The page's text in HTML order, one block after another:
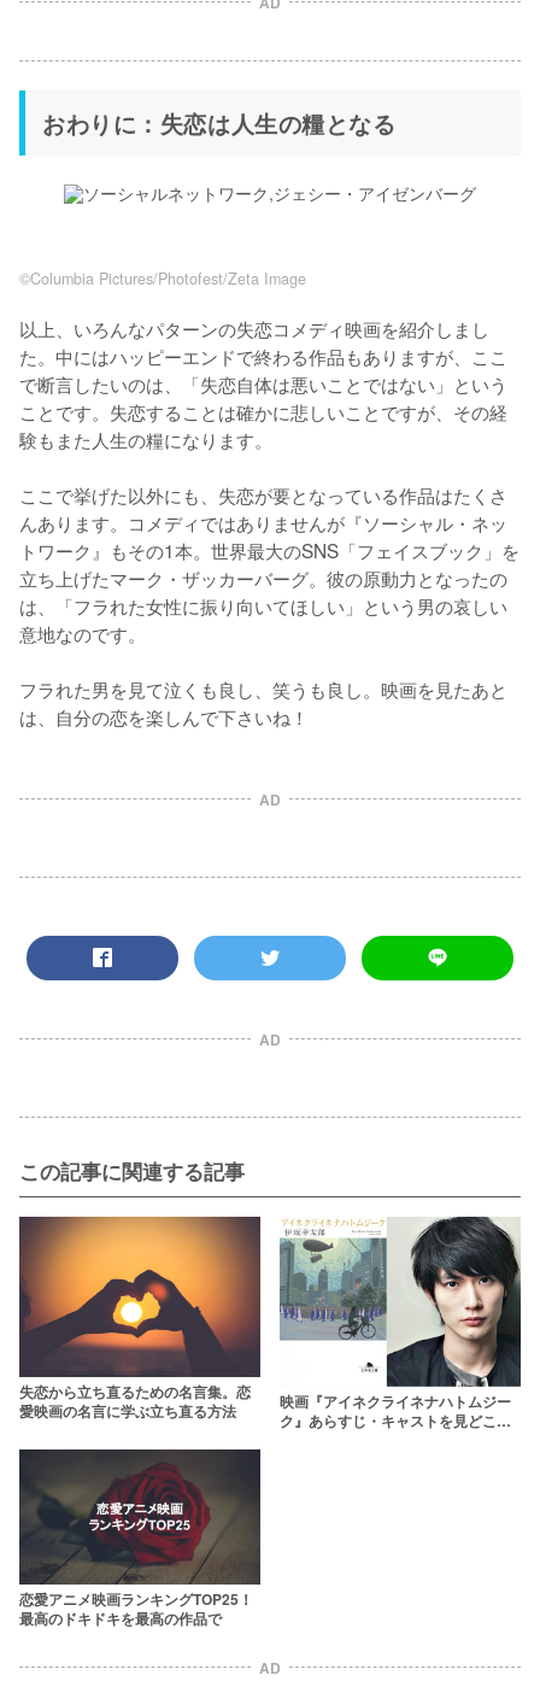
おわりに：失恋は人生の糧となる
©Columbia Pictures/Photofest/Zeta Image
以上、いろんなパターンの失恋コメディ映画を紹介しまし
た。中にはハッピーエンドで終わる作品もありますが、ここ
で断言したいのは、「失恋自体は悪いことではない」という
ことです。失恋することは確かに悲しいことですが、その経
験もまた人生の糧になります。
ここで挙げた以外にも、失恋が要となっている作品はたくさ
んあります。コメディではありませんが『ソーシャル・ネッ
トワーク』もその1本。世界最大のSNS「フェイスブック」を
立ち上げたマーク・ザッカーバーグ。彼の原動力となったの
は、「フラれた女性に振り向いてほしい」という男の哀しい
意地なのです。
フラれた男を見て泣くも良し、笑うも良し。映画を見たあと
は、自分の恋を楽しんで下さいね！
AD
AD
この記事に関連する記事
失恋から立ち直るための名言集。恋
愛映画の名言に学ぶ立ち直る方法
映画『アイネクライネナハトムジー
ク』あらすじ・キャストを見どころ
恋愛アニメ映画ランキングTOP25！
最高のドキドキを最高の作品で
AD